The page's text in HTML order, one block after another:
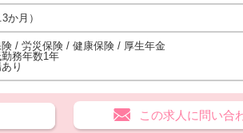
か月）
/ 労災保険 / 健康保険 / 厚生年金
務年数1年
り
この求人に問い合